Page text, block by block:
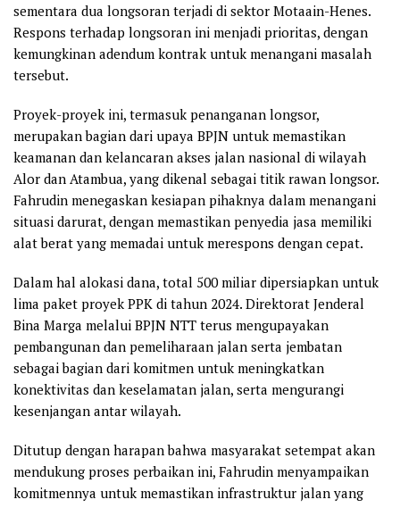
sementara dua longsoran terjadi di sektor Motaain-Henes.
Respons terhadap longsoran ini menjadi prioritas, dengan
kemungkinan adendum kontrak untuk menangani masalah
tersebut.
Proyek-proyek ini, termasuk penanganan longsor,
merupakan bagian dari upaya BPJN untuk memastikan
keamanan dan kelancaran akses jalan nasional di wilayah
Alor dan Atambua, yang dikenal sebagai titik rawan longsor.
Fahrudin menegaskan kesiapan pihaknya dalam menangani
situasi darurat, dengan memastikan penyedia jasa memiliki
alat berat yang memadai untuk merespons dengan cepat.
Dalam hal alokasi dana, total 500 miliar dipersiapkan untuk
lima paket proyek PPK di tahun 2024. Direktorat Jenderal
Bina Marga melalui BPJN NTT terus mengupayakan
pembangunan dan pemeliharaan jalan serta jembatan
sebagai bagian dari komitmen untuk meningkatkan
konektivitas dan keselamatan jalan, serta mengurangi
kesenjangan antar wilayah.
Ditutup dengan harapan bahwa masyarakat setempat akan
mendukung proses perbaikan ini, Fahrudin menyampaikan
komitmennya untuk memastikan infrastruktur jalan yang